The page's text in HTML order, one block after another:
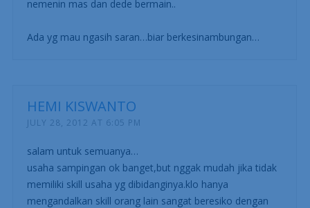
nemenin mas dan dede bermain..
Ada yg mau ngasih saran…biar berkesinambungan…
HEMI KISWANTO
JULY 28, 2012 AT 6:05 PM
salam untuk semuanya…
usaha sampingan ok banget,but nggak mudah jika tidak
memiliki skill usaha yg dibidanginya.klo hanya
mengandalkan skill orang lain sangat beresiko dengan